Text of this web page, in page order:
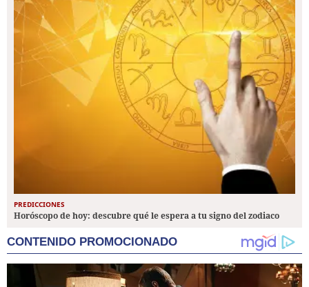
PREDICCIONES
Horóscopo de hoy: descubre qué le espera a tu signo del zodiaco
CONTENIDO PROMOCIONADO